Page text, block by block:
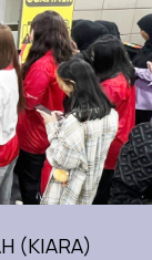
(KIARA)